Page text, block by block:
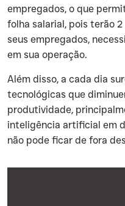
empregados, o que
folha salarial, pois terão
seus empregados,
em sua operação.
‍Além disso, a cada dia
tecnológicas que
produtividade,
inteligência artificial em
não pode ficar de fora